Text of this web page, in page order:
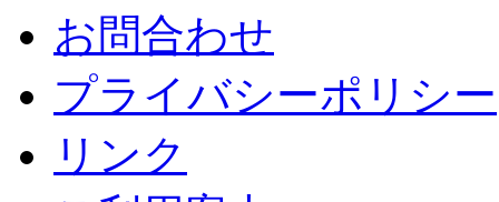
お問合わせ
プライバシーポリシー
リンク